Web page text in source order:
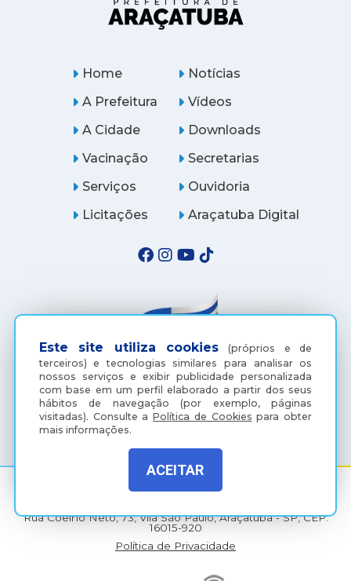
Este site utiliza cookies (próprios e de
terceiros) e tecnologias similares para analisar os
nossos serviços e exibir publicidade personalizada
com base em um perfil elaborado a partir dos seus
hábitos de navegação (por exemplo, páginas
visitadas). Consulte aPolítica de Cookies para obter
mais informações.
ACEITAR
Home
A Prefeitura
A Cidade
Notícias
Vídeos
Downloads
Vacinação
Serviços
Licitações
Secretarias
Ouvidoria
Araçatuba Digital
(18) 3607-6500
Rua Coelho Neto, 73, Vila São Paulo, Araçatuba - SP, CEP:
16015-920
Política de Privacidade